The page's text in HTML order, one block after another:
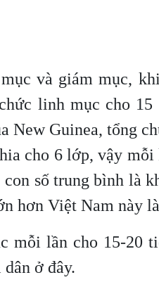
và giám mục,
linh mục cho
New Guinea, tổng
cho 6 lớp, vậy mỗi
số trung bình là
hơn Việt Nam này
mỗi lần cho 15-20
ở đây.